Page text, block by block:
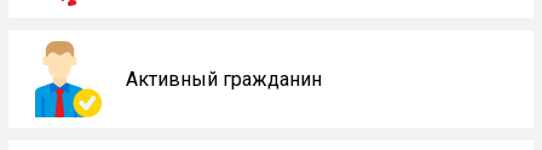
Активный гражданин